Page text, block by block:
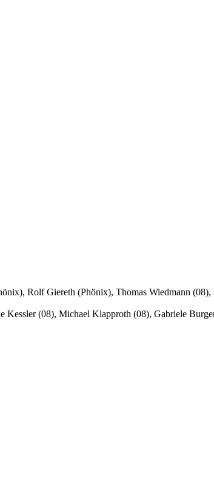
Rolf Giereth (Phönix), Thomas Wiedmann
Kessler (08), Michael Klapproth (08), Gabriele